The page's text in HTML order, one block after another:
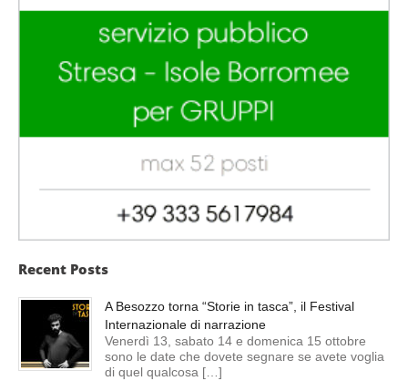
Recent Posts
A Besozzo torna “Storie in tasca”, il Festival
Internazionale di narrazione
Venerdì 13, sabato 14 e domenica 15 ottobre
sono le date che dovete segnare se avete voglia
di quel qualcosa […]